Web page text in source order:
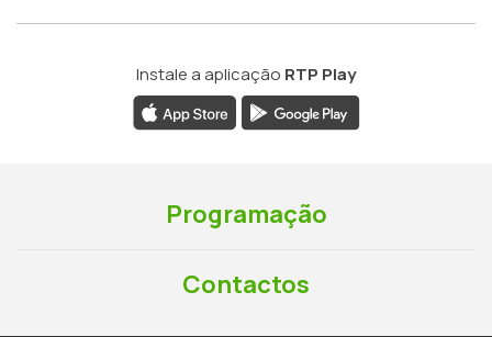
Instale a aplicação RTP Play
Programação
Contactos